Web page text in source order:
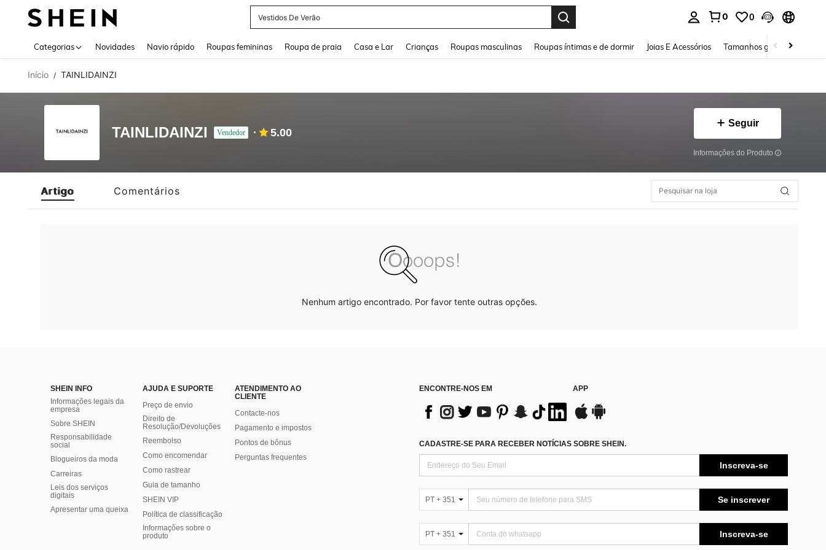
Vestidos De Verão
0 0
Categorias Novidades Navio rápido Roupas femininas Roupa de praia Casa e Lar Crianças Roupas masculinas Roupas íntimas e de dormir Joias E Acessórios Tamanhos grandes
Início / TAINLIDAINZI
TAINLIDAINZI Vendedor 5.00
Seguir
Informações do Produto
Artigo Comentários
Nenhum artigo encontrado. Por favor tente outras opções.
SHEIN INFO
Informações legais da
empresa
Sobre SHEIN
Responsabilidade
social
Blogueiros da moda
Carreiras
Leis dos serviços
digitais
Apresentar uma queixa
AJUDA E SUPORTE
Preço de envio
Direito de
Resolução/Devoluções
Reembolso
Como encomendar
Como rastrear
Guia de tamanho
SHEIN VIP
Política de classificação
​Informações sobre o
produto
ATENDIMENTO AO
CLIENTE
Contacte-nos
Pagamento e impostos
Pontos de bônus
Perguntas frequentes
ENCONTRE-NOS EM APP
CADASTRE-SE PARA RECEBER NOTÍCIAS SOBRE SHEIN.
Inscreva-se
PT + 351 Se inscrever
PT + 351 Inscreva-se